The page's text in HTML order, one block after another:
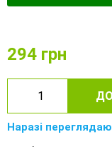
294 грн
Наразі